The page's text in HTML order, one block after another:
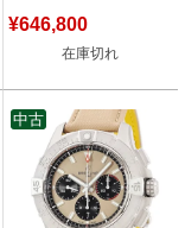
¥646,800
在庫切れ
中古